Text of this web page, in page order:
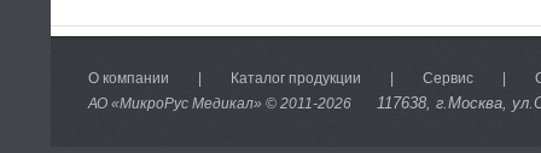
О компании Каталог продукции Сервис
АО «МикроРус Медикал» © 2011-2026 117638, г.Москва,